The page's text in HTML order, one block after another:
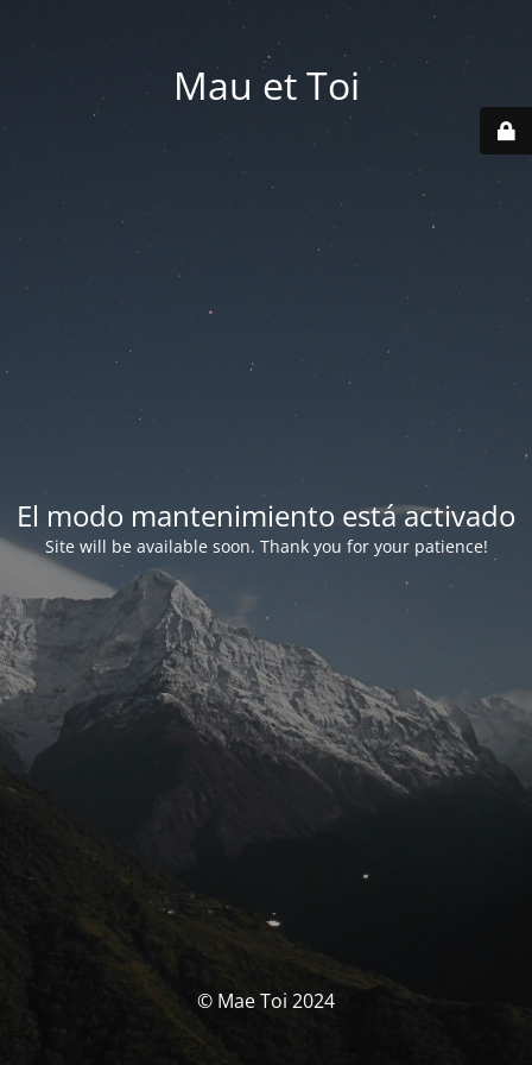
Mau et Toi
El modo mantenimiento está activado
Site will be available soon. Thank you for your patience!
© Mae Toi 2024